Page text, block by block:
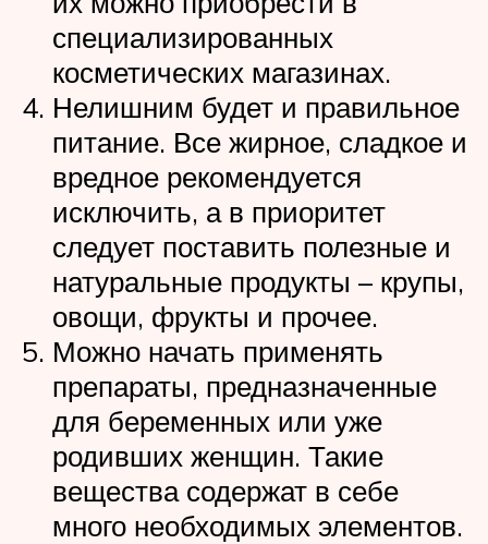
специализированных
косметических магазинах.
Нелишним будет и правильное
питание. Все жирное, сладкое и
вредное рекомендуется
исключить, а в приоритет
следует поставить полезные и
натуральные продукты – крупы,
овощи, фрукты и прочее.
Можно начать применять
препараты, предназначенные
для беременных или уже
родивших женщин. Такие
вещества содержат в себе
много необходимых элементов.